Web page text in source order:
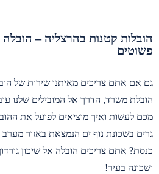
הובלות קטנות בהרצליה –
פשוטים
גם אם אתם צריכים מאיתנו שירות של
הובלת משרד, הדרך אל המובילים שלנו
מכם לעשות ואיך מוציאים לפועל את
גרים בשכונת נוף ים הנמצאת באזור
כנסת? אתם צריכים הובלה אל שיכון
ושכונה בעיר!